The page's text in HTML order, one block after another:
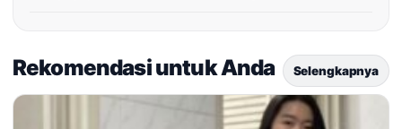
Rekomendasi untuk Anda Selengkapnya